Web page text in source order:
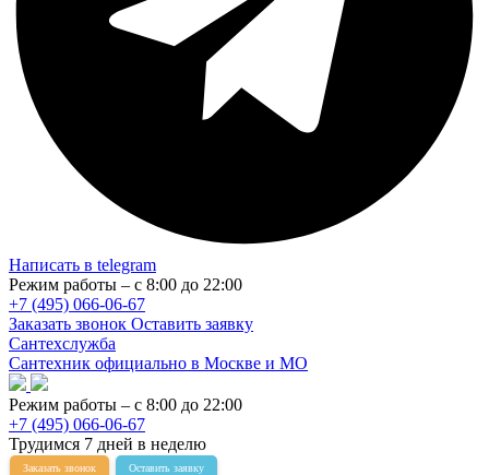
Написать в telegram
Режим работы – с 8:00 до 22:00
+7 (495) 066-06-67
Заказать звонок Оставить заявку
Сантехслужба
Сантехник официально в Москве и МО
Режим работы – с 8:00 до 22:00
+7 (495) 066-06-67
Трудимся 7 дней в неделю
Заказать звонок Оставить заявку